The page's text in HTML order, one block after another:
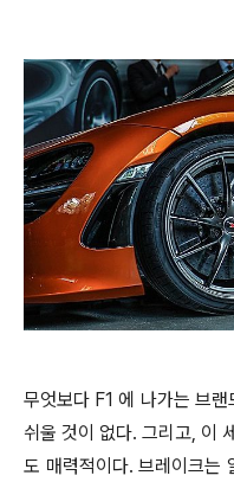
무엇보다 F1 에 나가는 브
쉬울 것이 없다. 그리고, 이
도 매력적이다. 브레이크